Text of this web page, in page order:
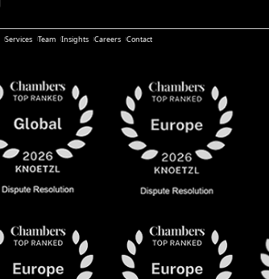
Services Team Insights Careers Contact